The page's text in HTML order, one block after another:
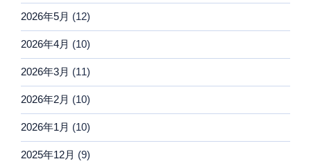
2026年5月 (12)
2026年4月 (10)
2026年3月 (11)
2026年2月 (10)
2026年1月 (10)
2025年12月 (9)